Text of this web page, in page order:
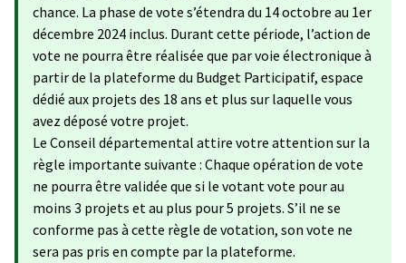
chance. La phase de vote s’étendra du 14 octobre au 1er
décembre 2024 inclus. Durant cette période, l’action de
vote ne pourra être réalisée que par voie électronique à
partir de la plateforme du Budget Participatif, espace
dédié aux projets des 18 ans et plus sur laquelle vous
avez déposé votre projet.
Le Conseil départemental attire votre attention sur la
règle importante suivante : Chaque opération de vote
ne pourra être validée que si le votant vote pour au
moins 3 projets et au plus pour 5 projets. S’il ne se
conforme pas à cette règle de votation, son vote ne
sera pas pris en compte par la plateforme.